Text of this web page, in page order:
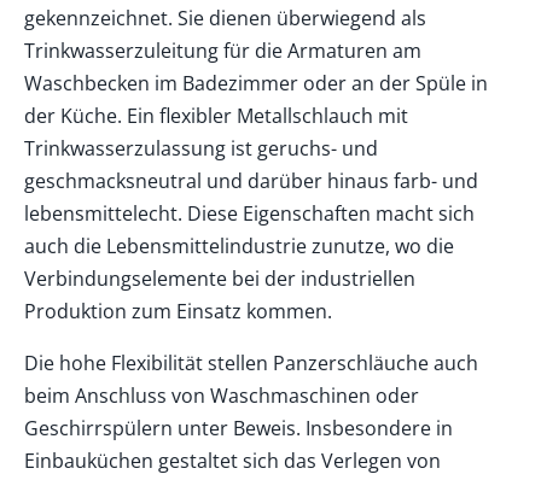
gekennzeichnet. Sie dienen überwiegend als
Trinkwasserzuleitung für die Armaturen am
Waschbecken im Badezimmer oder an der Spüle in
der Küche. Ein flexibler Metallschlauch mit
Trinkwasserzulassung ist geruchs- und
geschmacksneutral und darüber hinaus farb- und
lebensmittelecht. Diese Eigenschaften macht sich
auch die Lebensmittelindustrie zunutze, wo die
Verbindungselemente bei der industriellen
Produktion zum Einsatz kommen.
Die hohe Flexibilität stellen Panzerschläuche auch
beim Anschluss von Waschmaschinen oder
Geschirrspülern unter Beweis. Insbesondere in
Einbauküchen gestaltet sich das Verlegen von